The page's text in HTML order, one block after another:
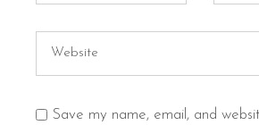
Save my name, email, and